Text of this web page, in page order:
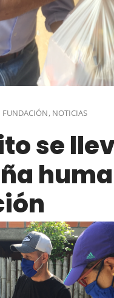
FUNDACIÓN, NOTICIAS
se